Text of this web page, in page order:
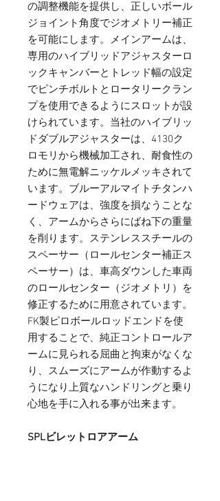
の調整機能を提供し、正しいボール
ジョイント角度でジオメトリー補正
を可能にします。メインアームは、
専用のハイブリッドアジャスターロ
ックキャンバーとトレッド幅の設定
でピンチボルトとロータリークラン
プを使用できるようにスロットが設
けられています。当社のハイブリッ
ドダブルアジャスターは、4130ク
ロモリから機械加工され、耐食性の
ために無電解ニッケルメッキされて
います。ブルーアルマイトチタンハ
ードウェアは、強度を損なうことな
く、アームからさらにばね下の重量
を削ります。ステンレススチールの
スペーサー（ロールセンター補正ス
ペーサー）は、車高ダウンした車両
のロールセンター（ジオメトリ）を
修正するために用意されています。
FK製ピロボールロッドエンドを使
用することで、純正コントロールア
ームに見られる屈曲と拘束がなくな
り、スムーズにアームが作動するよ
うになり上質なハンドリングと乗り
心地を手に入れる事が出来ます。
SPLビレットロアアーム